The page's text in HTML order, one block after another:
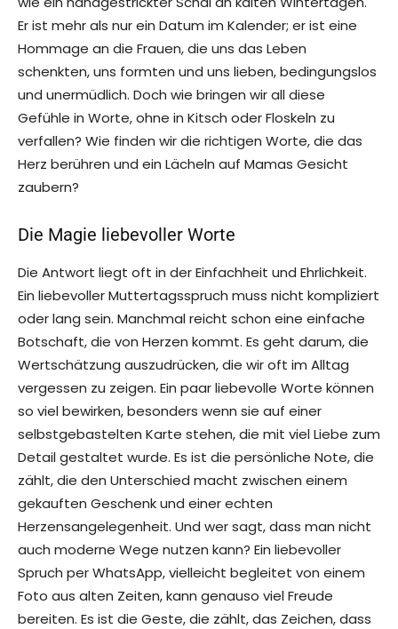
Er ist mehr als nur ein Datum im Kalender; er ist eine
Hommage an die Frauen, die uns das Leben
schenkten, uns formten und uns lieben, bedingungslos
und unermüdlich. Doch wie bringen wir all diese
Gefühle in Worte, ohne in Kitsch oder Floskeln zu
verfallen? Wie finden wir die richtigen Worte, die das
Herz berühren und ein Lächeln auf Mamas Gesicht
zaubern?
Die Magie liebevoller Worte
Die Antwort liegt oft in der Einfachheit und Ehrlichkeit.
Ein liebevoller Muttertagsspruch muss nicht kompliziert
oder lang sein. Manchmal reicht schon eine einfache
Botschaft, die von Herzen kommt. Es geht darum, die
Wertschätzung auszudrücken, die wir oft im Alltag
vergessen zu zeigen. Ein paar liebevolle Worte können
so viel bewirken, besonders wenn sie auf einer
selbstgebastelten Karte stehen, die mit viel Liebe zum
Detail gestaltet wurde. Es ist die persönliche Note, die
zählt, die den Unterschied macht zwischen einem
gekauften Geschenk und einer echten
Herzensangelegenheit. Und wer sagt, dass man nicht
auch moderne Wege nutzen kann? Ein liebevoller
Spruch per WhatsApp, vielleicht begleitet von einem
Foto aus alten Zeiten, kann genauso viel Freude
bereiten. Es ist die Geste, die zählt, das Zeichen, dass